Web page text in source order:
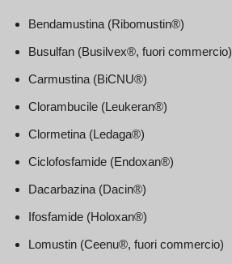
Bendamustina (Ribomustin®)
Busulfan (Busilvex®, fuori commercio)
Carmustina (BiCNU®)
Clorambucile (Leukeran®)
Clormetina (Ledaga®)
Ciclofosfamide (Endoxan®)
Dacarbazina (Dacin®)
Ifosfamide (Holoxan®)
Lomustin (Ceenu®, fuori commercio)